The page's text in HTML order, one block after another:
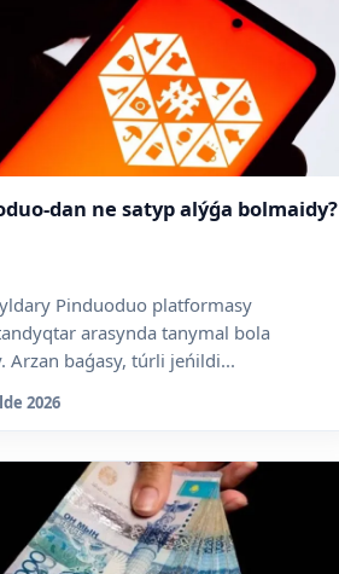
dan ne satyp alýǵa bolmaidy?
Pinduoduo platformasy
arasynda tanymal bola
Arzan baǵasy, túrli jeńildi...
2026